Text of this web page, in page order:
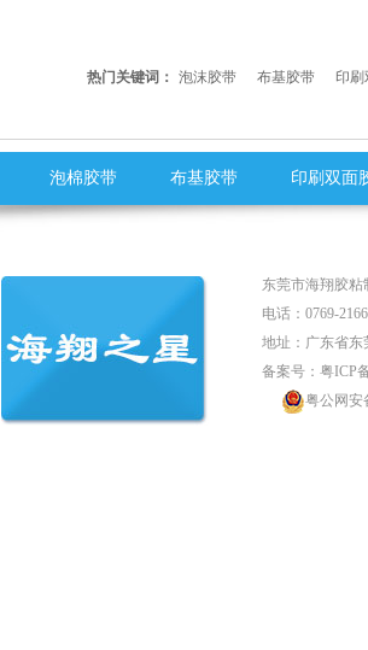
热门关键词： 泡沫胶带 布基胶带 印
泡棉胶带 布基胶带 印刷双面
东莞市海翔胶
电话：0769-
地址：广东省东
备案号： 粤ICP
粤公网安